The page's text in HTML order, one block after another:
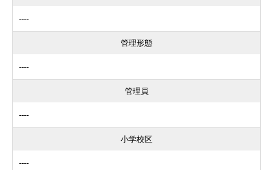
----
管理形態
----
管理員
----
小学校区
----